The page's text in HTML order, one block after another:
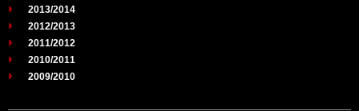
2013/2014
2012/2013
2011/2012
2010/2011
2009/2010